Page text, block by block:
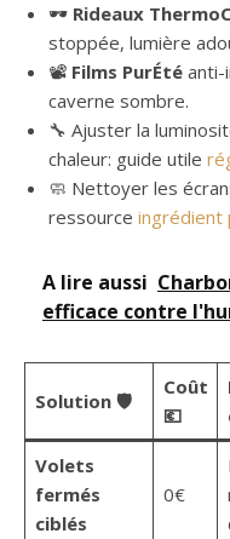
🕶️ Rideaux
stoppée, lumière
📽️ Films PurÉté anti-
caverne sombre.
🔧 Ajuster la
chaleur: guide utile
🧼 Nettoyer les
ressource ingrédient
A lire aussi
efficace contre
Solution 🛡️
Coût
💶
Volets
fermés
ciblés
0€